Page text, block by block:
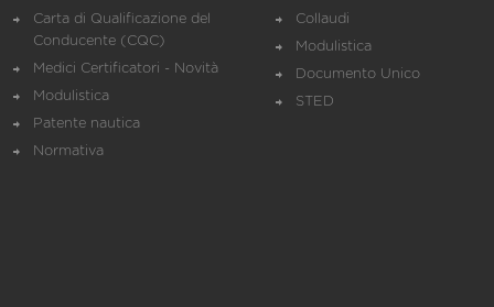
Carta di Qualificazione del
Conducente (CQC)
Medici Certificatori - Novità
Modulistica
Patente nautica
Normativa
Collaudi
Modulistica
Documento Unico
STED